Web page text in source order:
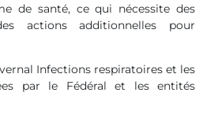
de santé, ce qui nécessite des
actions additionnelles pour
Infections respiratoires et les
par le Fédéral et les entités